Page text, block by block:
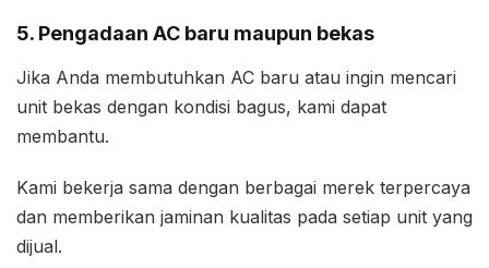
5. Pengadaan AC baru maupun bekas
Jika Anda membutuhkan AC baru atau ingin mencari
unit bekas dengan kondisi bagus, kami dapat
membantu.
Kami bekerja sama dengan berbagai merek terpercaya
dan memberikan jaminan kualitas pada setiap unit yang
dijual.